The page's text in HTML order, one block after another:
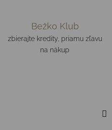
Bežko Klub
zbierajte kredity, priamu zľavu
na nákup